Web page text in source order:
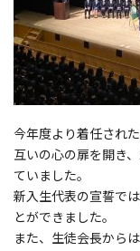
今年度より着任され
互いの心の扉を開き
ていました。
新入生代表の宣誓で
とができました。
また、生徒会長から